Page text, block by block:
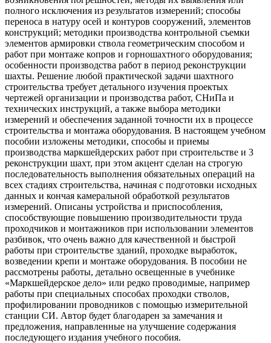
полного исключения из результатов измерений; способы
переноса в натуру осей и контуров сооружений, элементов
конструкций; методики производства контрольной съемки
элементов армировки ствола геометрическим способом и
работ при монтаже копров и горношахтного оборудования;
особенности производства работ в период реконструкции
шахты. Решение любой практической задачи шахтного
строительства требует детального изучения проектых
чертежей организации и производства работ, СНиПа и
технических инструкций, а также выбора методики
измерений и обеспечения заданной точности их в процессе
строительства и монтажа оборудования. В настоящем учебном
пособии изложены методики, способы и приемы
производства маркшейдерских работ при строительстве и 3
реконструкции шахт, при этом акцент сделан на строгую
последовательность выполнения обязательных операций на
всех стадиях строительства, начиная с подготовки исходных
данных и кончая камеральной обработкой результатов
измерений. Описаны устройства и приспособления,
способствующие повышению производительности труда
проходчиков и монтажников при использовании элементов
разбивок, что очень важно для качественной и быстрой
работы при строительстве зданий, проходке выработок,
возведении крепи и монтаже оборудования. В пособии не
рассмотрены работы, детально освещенные в учебнике
«Маркшейдерское дело» или редко проводимые, например
работы при специальных способах проходки стволов,
профилировании проводников с помощью измерительной
станции СИ. Автор будет благодарен за замечания и
предложения, направленные на улучшение содержания
последующего издания учебного пособия.